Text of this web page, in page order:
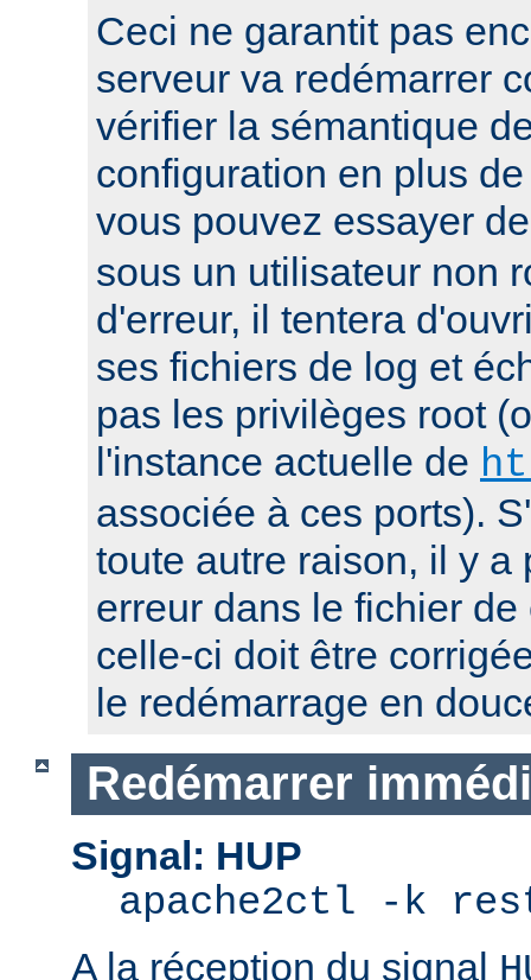
Ceci ne garantit pas
serveur va redémarrer
vérifier la sémantique
configuration en plus
vous pouvez essayer
sous un utilisateur non
d'erreur, il tentera
ses fichiers de log et
pas les privilèges root
l'instance actuelle de
associée à ces ports).
toute autre raison, il y a
erreur dans le fichier
celle-ci doit être
le redémarrage en
Redémarrer
Signal: HUP
apache2ctl -k
A la réception du signal